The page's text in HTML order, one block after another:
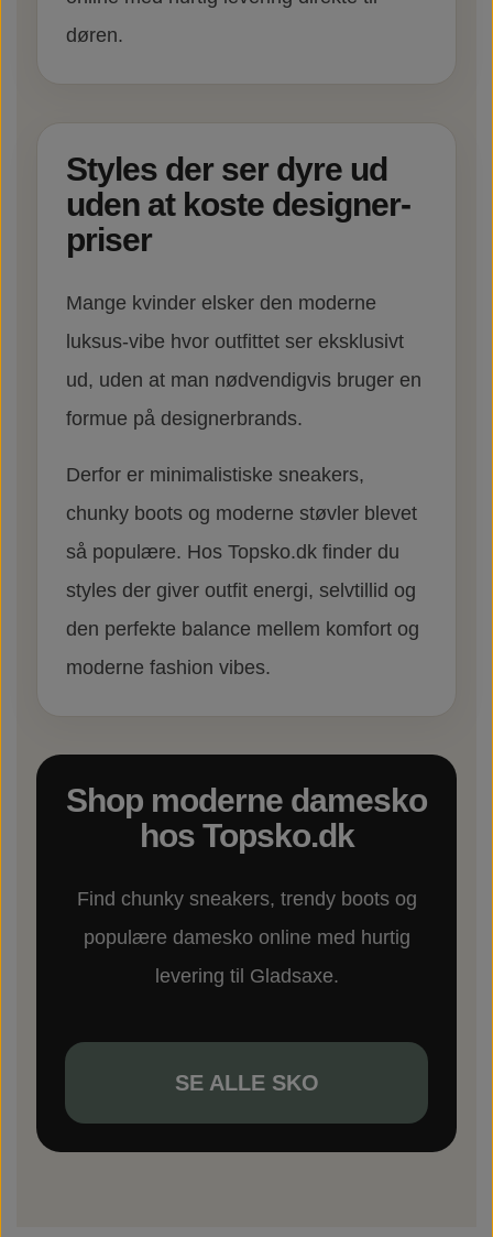
døren.
Styles der ser dyre ud
uden at koste designer-
priser
Mange kvinder elsker den moderne
luksus-vibe hvor outfittet ser eksklusivt
ud, uden at man nødvendigvis bruger en
formue på designerbrands.
Derfor er minimalistiske sneakers,
chunky boots og moderne støvler blevet
så populære. Hos Topsko.dk finder du
styles der giver outfit energi, selvtillid og
den perfekte balance mellem komfort og
moderne fashion vibes.
Shop moderne damesko
hos Topsko.dk
Find chunky sneakers, trendy boots og
populære damesko online med hurtig
levering til Gladsaxe.
SE ALLE SKO